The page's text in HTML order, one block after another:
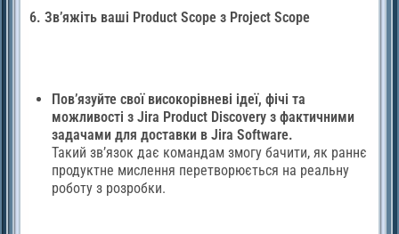
6. Зв’яжіть ваші Product Scope з Project Scope
Пов’язуйте свої високорівневі ідеї, фічі та
можливості з Jira Product Discovery з фактичними
задачами для доставки в Jira Software.
Такий зв’язок дає командам змогу бачити, як раннє
продуктне мислення перетворюється на реальну
роботу з розробки.